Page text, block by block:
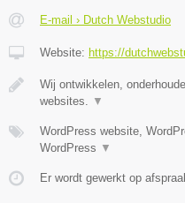
E-mail › Dutch Webstudio
Website: https://
Wij ontwikkelen,
websites. ▼
WordPress website,
WordPress ▼
Er wordt gewerkt op